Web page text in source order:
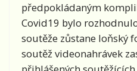
předpokládaným
Covid19 bylo
soutěže zůstane loňský
soutěž videonahrávek